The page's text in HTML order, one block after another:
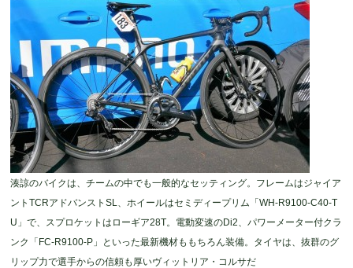
湊諒のバイクは、チームの中でも一般的なセッティング。フレームはジャイア
ントTCRアドバンストSL、ホイールはセミディープリム「WH-R9100-C40-T
U」で、スプロケットはローギア28T。電動変速のDi2、パワーメーター付クラ
ンク「FC-R9100-P」といった最新機材ももちろん装備。タイヤは、抜群のグ
リップ力で選手からの信頼も厚いヴィットリア・コルサだ